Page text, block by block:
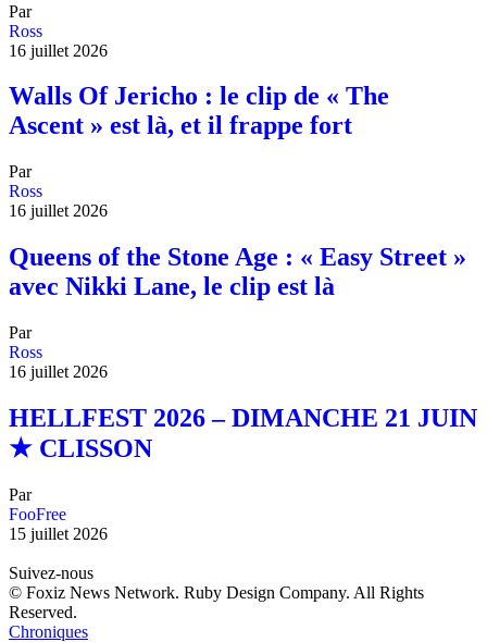
Par
Ross
16 juillet 2026
Walls Of Jericho : le clip de « The
Ascent » est là, et il frappe fort
Par
Ross
16 juillet 2026
Queens of the Stone Age : « Easy Street »
avec Nikki Lane, le clip est là
Par
Ross
16 juillet 2026
HELLFEST 2026 – DIMANCHE 21 JUIN
★ CLISSON
Par
FooFree
15 juillet 2026
Suivez-nous
© Foxiz News Network. Ruby Design Company. All Rights
Reserved.
Chroniques